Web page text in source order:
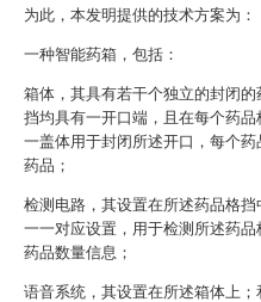
为此，本发明提供的技术方案为：
一种智能药箱，包括：
箱体，其具有若干个独立的封闭
挡均具有一开口端，且在每个药
一盖体用于封闭所述开口，每个
药品；
检测电路，其设置在所述药品格
一一对应设置，用于检测所述药
药品数量信息；
语音系统，其设置在所述箱体上；